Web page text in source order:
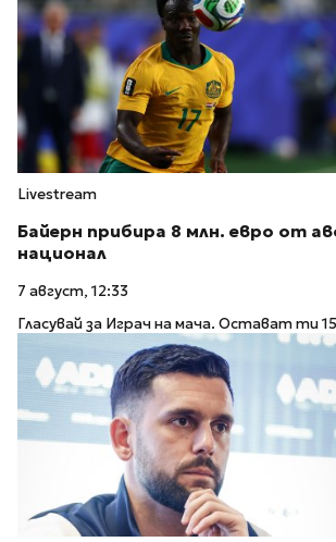
Livestream
Байерн прибира 8 млн. евро от
национал
7 август, 12:33
Гласувай за Играч на мача. Остават ти